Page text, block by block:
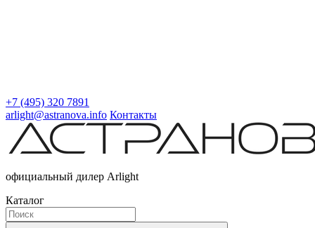
+7 (495) 320 7891
arlight@astranova.info Контакты
официальный дилер Arlight
Каталог